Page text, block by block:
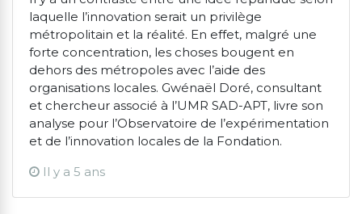
laquelle l’innovation serait un privilège
métropolitain et la réalité. En effet, malgré une
forte concentration, les choses bougent en
dehors des métropoles avec l’aide des
organisations locales. Gwénaël Doré, consultant
et chercheur associé à l’UMR SAD-APT, livre son
analyse pour l’Observatoire de l’expérimentation
et de l’innovation locales de la Fondation.
Il y a 5 ans